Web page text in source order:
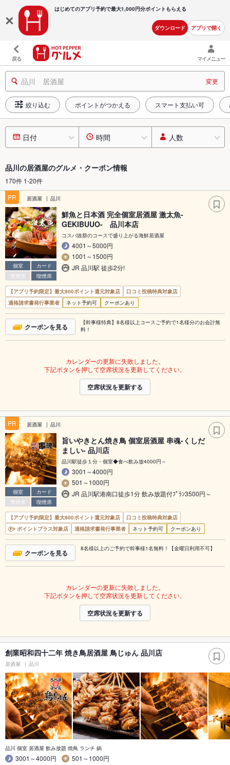
はじめてのアプリ予約で最大1,000円分ポイントもらえる
ダウンロード アプリで開く
戻る マイメニュー
品川 居酒屋 変更
絞り込む ポイントがつかえる スマート支払い可
日付 時間 人数
品川の居酒屋のグルメ・クーポン情報
170件 1-20件
PR
居酒屋 品川
個室
カード
禁煙席
喫煙席
鮮魚と日本酒 完全個室居酒屋 激太魚-
GEKIBUUO- 品川本店
コスパ抜群のコースで盛り上がる海鮮居酒屋
4001～5000円
1001～1500円
JR 品川駅 徒歩2分!
【アプリ予約限定】最大800ポイント還元対象店
口コミ投稿特典対象店
適格請求書発行事業者
ネット予約可 クーポンあり
クーポンを見る
【幹事様特典】8名様以上コースご予約で1名様分のお会計無
料！
カレンダーの更新に失敗しました。
下記ボタンを押して空席状況を更新してください。
空席状況を更新する
PR 居酒屋 品川
個室
カード
禁煙席
喫煙席
旨いやきとん焼き鳥 個室居酒屋 串魂-くしだ
ましい- 品川店
品川駅徒歩１分・個室◆食べ飲み放4000円～
3001～4000円
501～1000円
JR 品川駅港南口徒歩1分 飲み放題付ﾌﾟﾗﾝ3500円～
【アプリ予約限定】最大800ポイント還元対象店
口コミ投稿特典対象店
ポイントプラス対象店
適格請求書発行事業者 ネット予約可 クーポンあり
クーポンを見る 8名様以上のご予約で幹事様1名無料！【金曜日利用不可】
カレンダーの更新に失敗しました。
下記ボタンを押して空席状況を更新してください。
空席状況を更新する
創業昭和四十二年 焼き鳥居酒屋 鳥じゅん 品川店
居酒屋 品川
品川 個室 居酒屋 飲み放題 焼鳥 ランチ 鍋
3001～4000円
501～1000円